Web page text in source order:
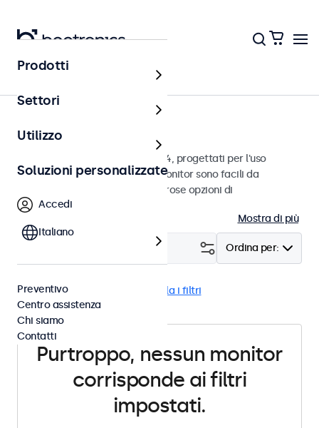
Home
Monitor da 4:3 e 5:4
Monitor con proporzioni 4:3 e 5:4, progettati per l'uso
continuo in ambienti difficili. I monitor sono facili da
integrare e dispongono di numerose opzioni di
configurazione.
Mostra di più
Ordina per:
4:3 / 5:4 BNC (SDI) Cancella i filtri
Purtroppo, nessun monitor
corrisponde ai filtri
impostati.
Prodotti
Settori
Utilizzo
Soluzioni personalizzate
Accedi
Italiano
Preventivo
Centro assistenza
Chi siamo
Contatti